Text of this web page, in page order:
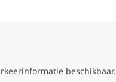
beschikbaar.